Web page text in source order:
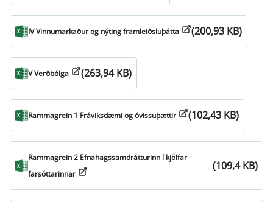
IV Vinnumarkaður og nýting framleiðsluþátta (200,93 KB)
V Verðbólga (263,94 KB)
Rammagrein 1 Fráviksdæmi og óvissuþættir (102,43 KB)
Rammagrein 2 Efnahagssamdrátturinn í kjölfar
farsóttarinnar
(109,4 KB)